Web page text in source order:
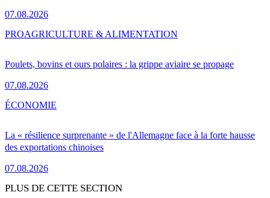
07.08.2026
Poulets, bovins et ours polaires : la grippe aviaire se propage
07.08.2026
PROAGRICULTURE & ALIMENTATION
La « résilience surprenante » de l'Allemagne face à la forte hausse
des exportations chinoises
07.08.2026
ÉCONOMIE
PLUS DE CETTE SECTION